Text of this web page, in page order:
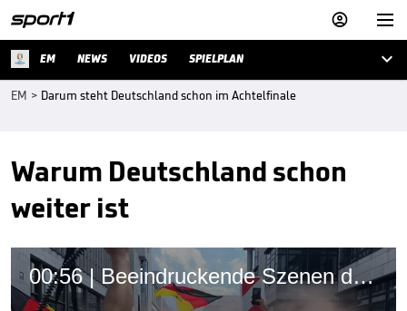


EM NEWS VIDEOS SPIELPLAN 
EM > Darum steht Deutschland schon im Achtelfinale
Warum Deutschland schon
weiter ist
00:56 | Beeindruckende Szenen durch deutsche Fans